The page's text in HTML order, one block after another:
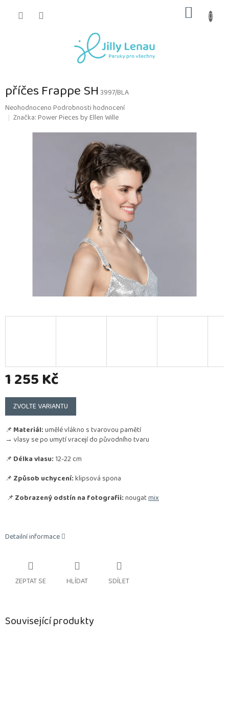
KOŠÍK
příčes Frappe SH3997/BLA
Průměrné
hodnocení
NeohodnocenoPodrobnosti hodnocení
Značka:Power Pieces by Ellen Wille
1 255 Kč
Měrná
cena:
ZVOLTE VARIANTU
📌Materiál:umělé vlákno s tvarovou pamětí
→ vlasy se po umytí vracejí do původního tvaru
📌Délka vlasu:12-22 cm
📌Způsob uchycení:klipsová spona
📌Zobrazený odstín na fotografii:nougatmix
Detailní informace
ZEPTAT SE HLÍDAT SDÍLET
Související produkty